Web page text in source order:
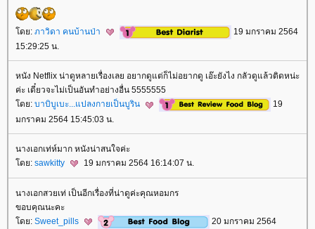
ดย: ภาวิดา คนบ้านป่า
19 มกราคม 2564
15:29:25 น.
หนัง Netflix น่าดูหลายเรื่องเลย อยากดูแต่ก็ไม่อยากดู เอ๊ะยังไง กลัวดูแล้วติดหน่ะ
ค่ะ เดี๋ยวจะไม่เป็นอันทำอย่างอื่น 5555555
ดย: บาบิบูเบะ...แปลงกายเป็นบูริน
19
มกราคม 2564 15:45:03 น.
นางเอกเท่ห์มาก หนังน่าสนใจค่ะ
ดย: sawkitty 19 มกราคม 2564 16:14:07 น.
นางเอกสวยเท่ เป็นอีกเรื่องที่น่าดูค่ะคุณหอมกร
ขอบคุณนะคะ
ดย: Sweet_pills
20 มกราคม 2564